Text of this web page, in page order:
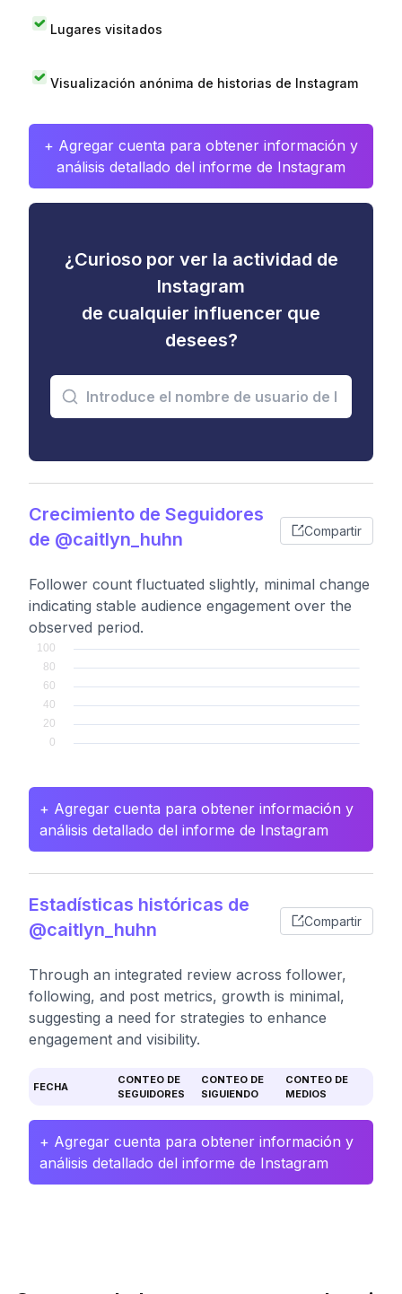
Lugares visitados
Visualización anónima de historias de Instagram
+ Agregar cuenta para obtener información y
análisis detallado del informe de Instagram
¿Curioso por ver la actividad de
Instagram
de cualquier influencer que
desees?
Crecimiento de Seguidores
de @caitlyn_huhn
Compartir
Follower count fluctuated slightly, minimal change
indicating stable audience engagement over the
observed period.
+ Agregar cuenta para obtener información y
análisis detallado del informe de Instagram
Estadísticas históricas de
@caitlyn_huhn
Compartir
Through an integrated review across follower,
following, and post metrics, growth is minimal,
suggesting a need for strategies to enhance
engagement and visibility.
FECHA
CONTEO DE
SEGUIDORES
CONTEO DE
SIGUIENDO
CONTEO DE
MEDIOS
+ Agregar cuenta para obtener información y
análisis detallado del informe de Instagram